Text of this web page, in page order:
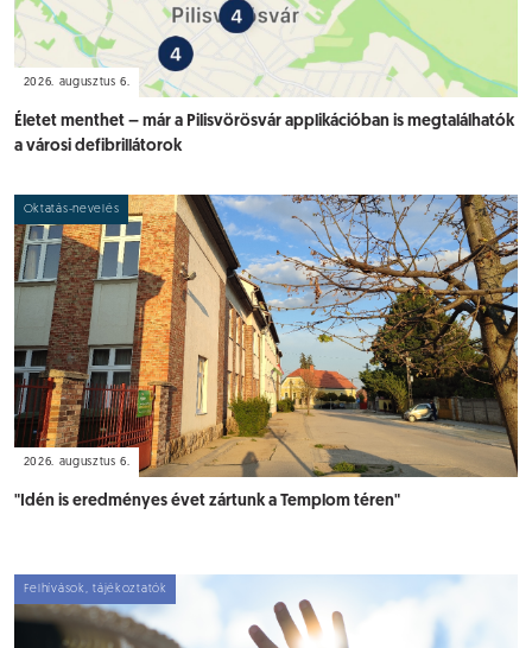
2026. augusztus 6.
Életet menthet – már a Pilisvörösvár applikációban is megtalálhatók
a városi defibrillátorok
Oktatás-nevelés
2026. augusztus 6.
"Idén is eredményes évet zártunk a Templom téren"
Felhívások, tájékoztatók